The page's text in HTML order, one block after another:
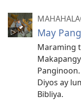
May
Maraming
Diyos ay
Bibliya.